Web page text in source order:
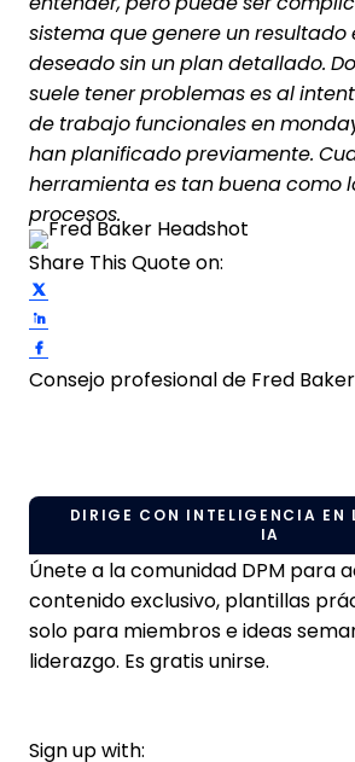
sistema que genere un resultado
deseado sin un plan detallado.
suele tener problemas es al
de trabajo funcionales en
han planificado previamente.
herramienta es tan buena como
procesos.
Share This Quote on:
Consejo profesional de Fred Baker
DIRIGE CON INTELIGENCIA EN
IA
Únete a la comunidad DPM para
contenido exclusivo, plantillas
solo para miembros e ideas
liderazgo. Es gratis unirse.
Sign up with: